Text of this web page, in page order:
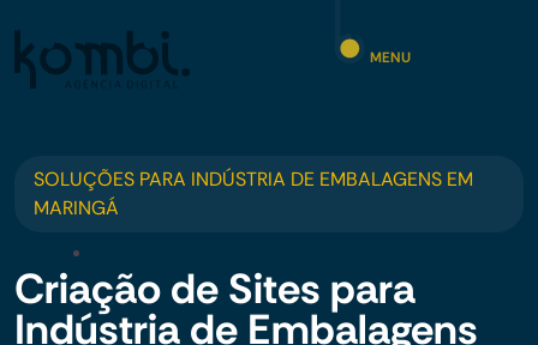
MENU
SOLUÇÕES PARA INDÚSTRIA DE EMBALAGENS EM
MARINGÁ
Criação de Sites para
Indústria de Embalagens